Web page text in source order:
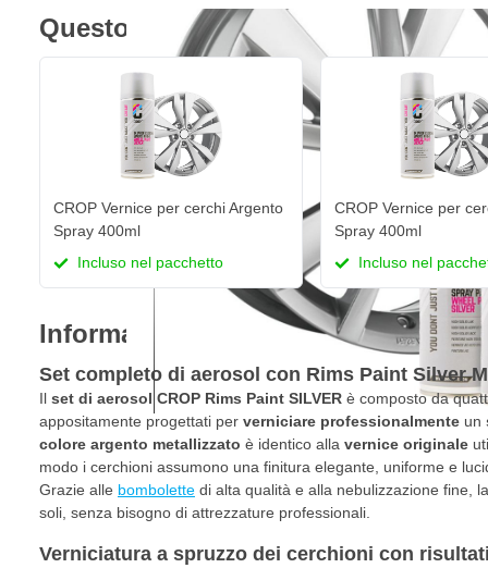
Questo set è composto da
CROP Vernice per cerchi Argento
Spray 400ml
Incluso nel pacchetto
CROP Vernice per
Spray 400ml
Incluso nel
Informazioni sul prodotto
Set completo di aerosol con Rims Paint Silver
Il set di aerosol CROP Rims Paint SILVER è composto da
appositamente progettati per verniciare professionalmente un
colore argento metallizzato è identico alla vernice originale
modo i cerchioni assumono una finitura elegante, uniforme e
Grazie alle bombolette di alta qualità e alla nebulizzazione fine,
soli, senza bisogno di attrezzature professionali.
Verniciatura a spruzzo dei cerchioni con